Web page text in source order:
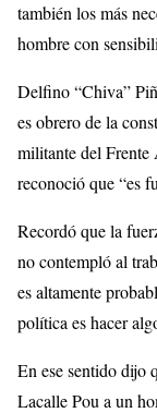
también los más
hombre con
Delfino “Chiva”
es obrero de la
militante del Frente
reconoció que “es
Recordó que la
no contempló al
es altamente
política es hacer
En ese sentido dijo
Lacalle Pou a un